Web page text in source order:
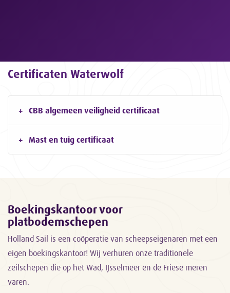
Certificaten Waterwolf
CBB algemeen veiligheid certificaat
Mast en tuig certificaat
Boekingskantoor voor
platbodemschepen
Holland Sail is een coöperatie van scheepseigenaren met een
eigen boekingskantoor! Wij verhuren onze traditionele
zeilschepen die op het Wad, IJsselmeer en de Friese meren
varen.